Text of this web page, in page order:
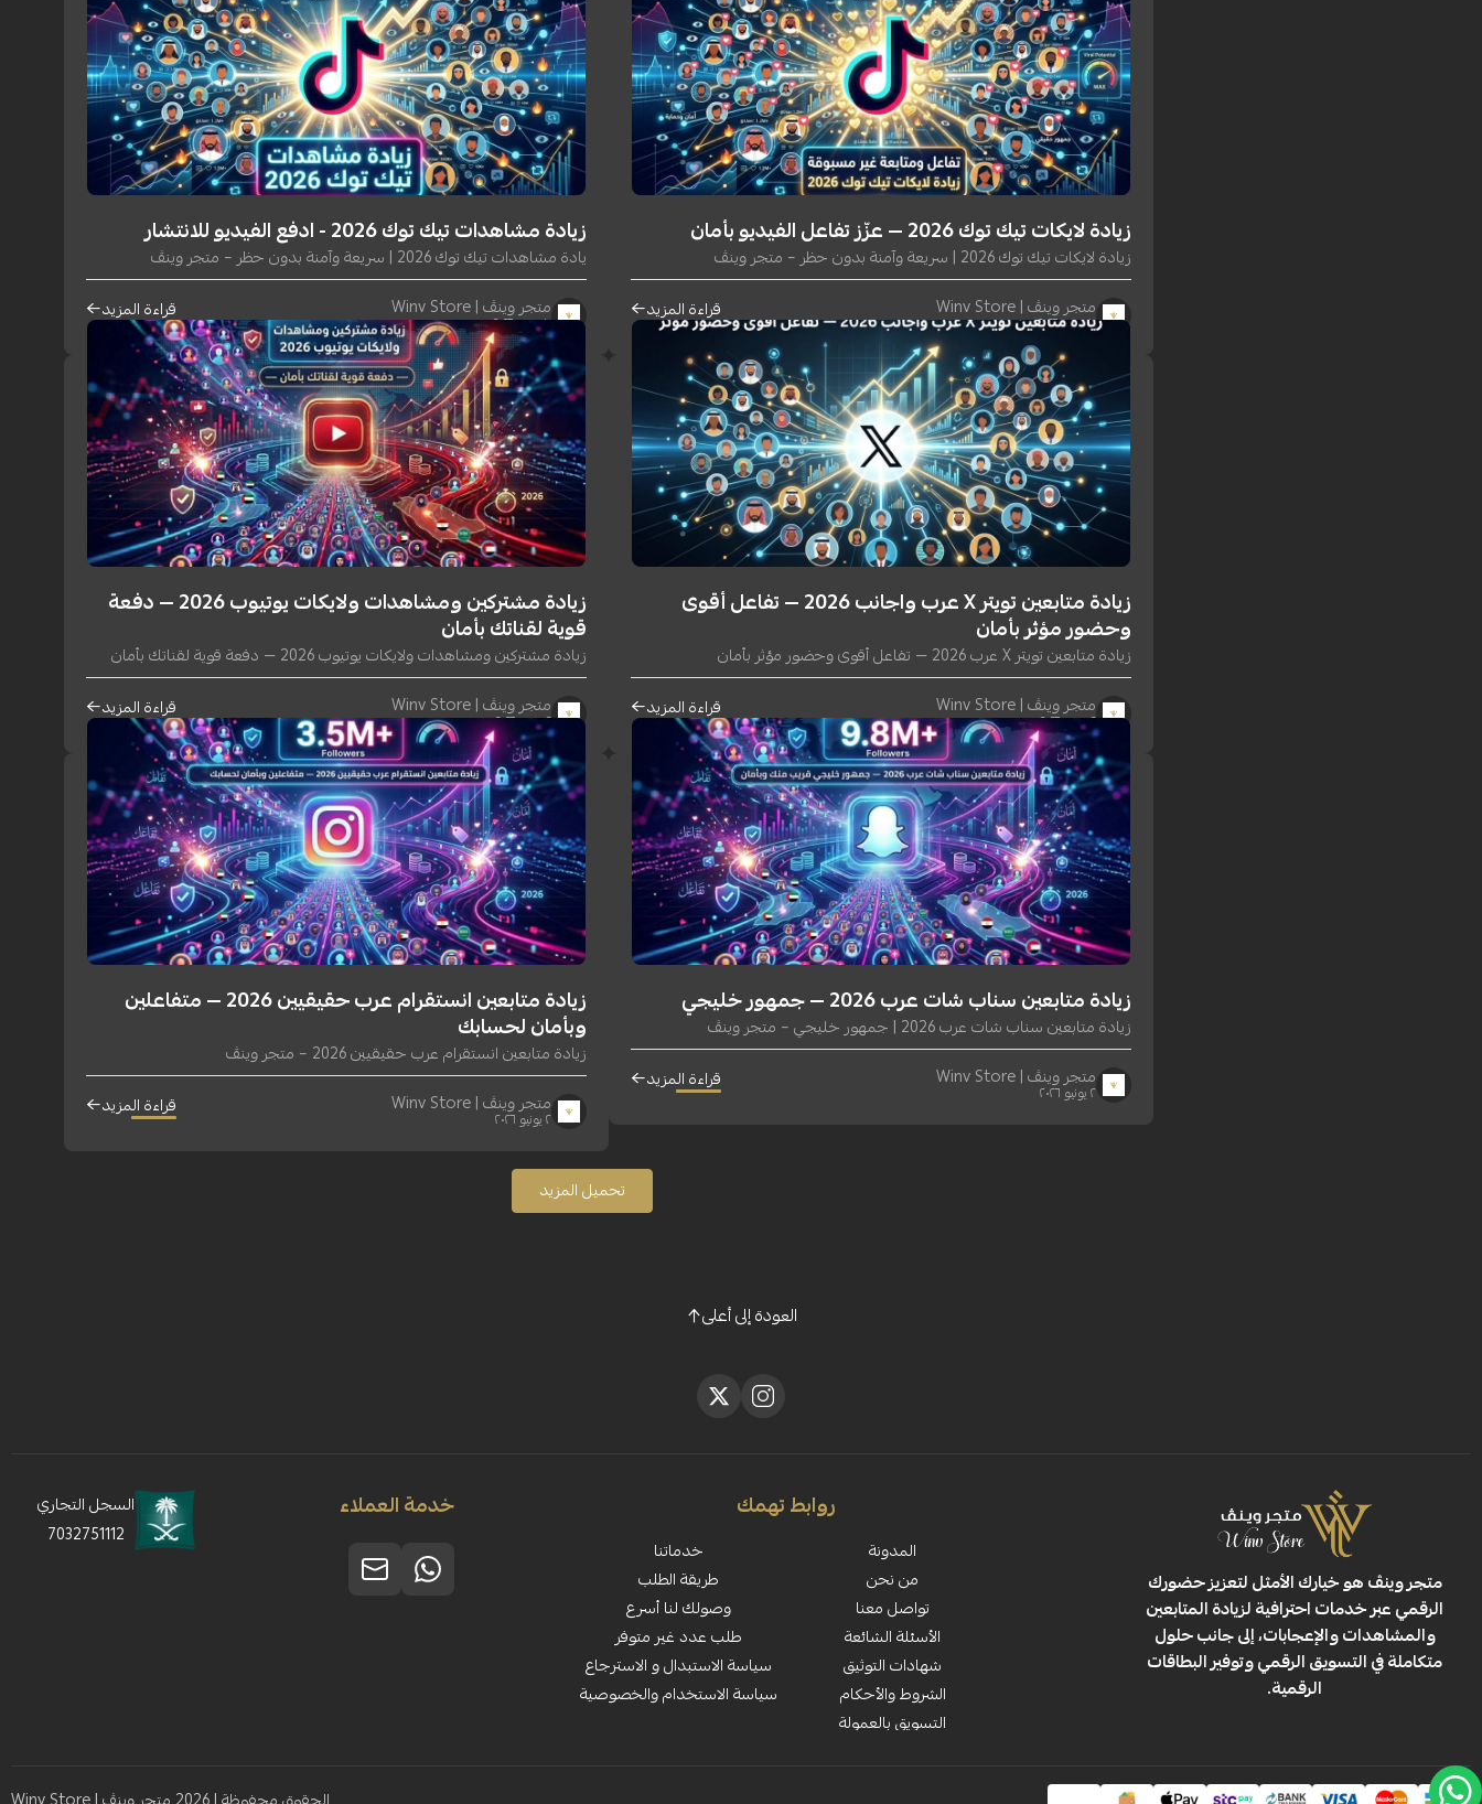
زيادة لايكات تيك توك 2026 — عزّز تفاعل الفيديو بأمان
زيادة لايكات تيك توك 2026 | سريعة وآمنة بدون حظر – متجر وينڤ
متجر وينڤ | Winv Store
١٠ يونيو ٢٠٢٦ قراءة المزيد
زيادة مشاهدات تيك توك 2026 - ادفع الفيديو للانتشار
يادة مشاهدات تيك توك 2026 | سريعة وآمنة بدون حظر – متجر وينڤ
متجر وينڤ | Winv Store
١٠ يونيو ٢٠٢٦ قراءة المزيد
زيادة متابعين تويتر X عرب واجانب 2026 — تفاعل أقوى
وحضور مؤثر بأمان
زيادة متابعين تويتر X عرب 2026 — تفاعل أقوى وحضور مؤثر بأمان
متجر وينڤ | Winv Store
٢ يونيو ٢٠٢٦ قراءة المزيد
زيادة مشتركين ومشاهدات ولايكات يوتيوب 2026 — دفعة
قوية لقناتك بأمان
زيادة مشتركين ومشاهدات ولايكات يوتيوب 2026 — دفعة قوية لقناتك بأمان
متجر وينڤ | Winv Store
٢ يونيو ٢٠٢٦ قراءة المزيد
زيادة متابعين سناب شات عرب 2026 — جمهور خليجي
زيادة متابعين سناب شات عرب 2026 | جمهور خليجي – متجر وينڤ
متجر وينڤ | Winv Store
٢ يونيو ٢٠٢٦ قراءة المزيد
زيادة متابعين انستقرام عرب حقيقيين 2026 — متفاعلين
وبأمان لحسابك
زيادة متابعين انستقرام عرب حقيقيين 2026 – متجر وينڤ
متجر وينڤ | Winv Store
٢ يونيو ٢٠٢٦ قراءة المزيد
تحميل المزيد
العودة إلى أعلى
متجر وينڤ هو خيارك الأمثل لتعزيز حضورك
الرقمي عبر خدمات احترافية لزيادة المتابعين
والمشاهدات والإعجابات، إلى جانب حلول
متكاملة في التسويق الرقمي وتوفير البطاقات
الرقمية.
روابط تهمك
المدونة
من نحن
تواصل معنا
الأسئلة الشائعة
شهادات التوثيق
الشروط والأحكام
التسويق بالعمولة
خدماتنا
طريقة الطلب
وصولك لنا أسرع
طلب عدد غير متوفر
سياسة الاستبدال و الاسترجاع
سياسة الاستخدام والخصوصية
خدمة العملاء
السجل التجاري
7032751112